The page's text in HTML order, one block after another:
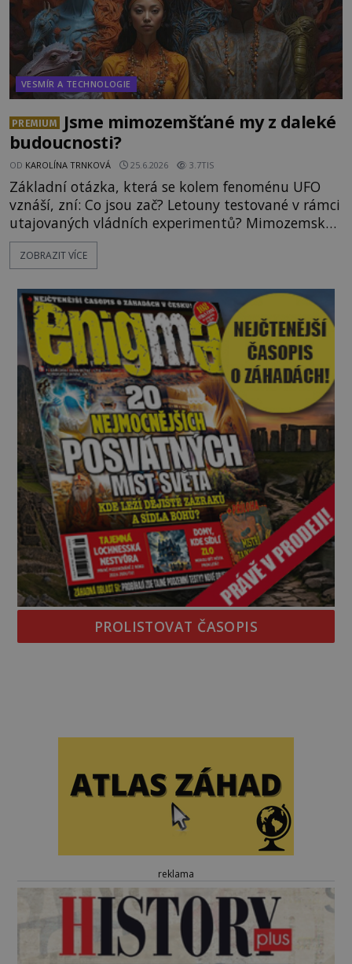
VESMÍR A TECHNOLOGIE
PREMIUM
Jsme mimozemšťané my z daleké
budoucnosti?
OD KAROLÍNA TRNKOVÁ 25.6.2026 3.7TIS
Základní otázka, která se kolem fenoménu UFO
vznáší, zní: Co jsou zač? Letouny testované v rámci
utajovaných vládních experimentů? Mimozemské
vesmírné lodě plnící na Zemi nám neznámý úkol?
Skokani mezi dimenzemi, putující po mostech
možnostech již desítky let vzrušeně diskutují
vědci, ufologo
ZOBRAZIT VÍCE
PROLISTOVAT ČASOPIS
reklama